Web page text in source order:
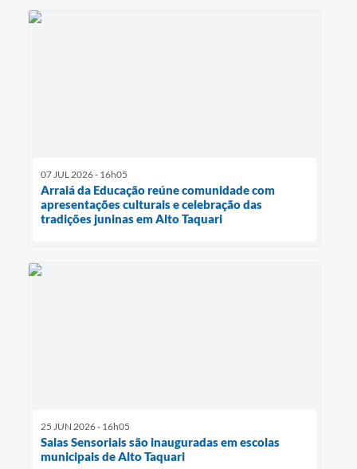
07 JUL 2026 - 16h05
Arraiá da Educação reúne comunidade com
apresentações culturais e celebração das
tradições juninas em Alto Taquari
25 JUN 2026 - 16h05
Salas Sensoriais são inauguradas em escolas
municipais de Alto Taquari